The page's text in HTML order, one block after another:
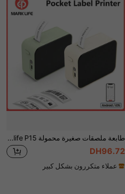
طابعة ملصقات صغيرة محمولة Marklife P15، طابعة حرارية لاصقة ذاتية، طابعة ملصقات، طابعة ملصقات بلوتوث صغيرة بدون حبر، طابعة بطاقات الاسم
DH96.72
عملاء متكررون بشكل كبير